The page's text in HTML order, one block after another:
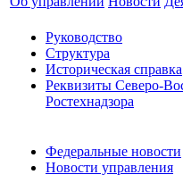
Руководство
Структура
Историческая справка
Реквизиты Северо-
Ростехнадзора
Федеральные новости
Новости управления